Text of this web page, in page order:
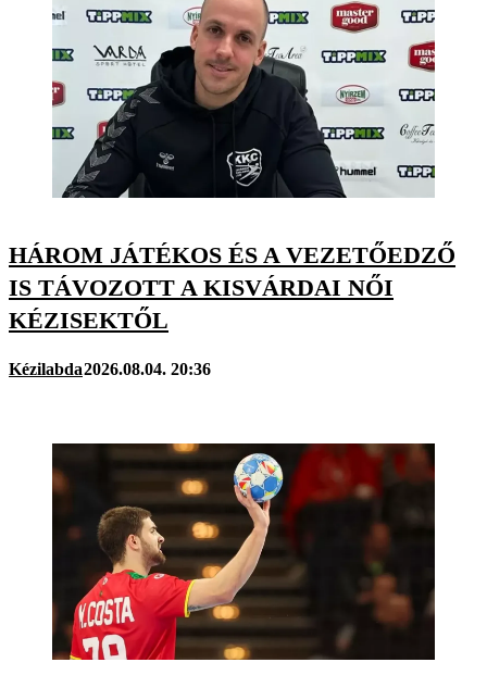
HÁROM JÁTÉKOS ÉS A VEZETŐEDZŐ
IS TÁVOZOTT A KISVÁRDAI NŐI
KÉZISEKTŐL
Kézilabda2026.08.04. 20:36